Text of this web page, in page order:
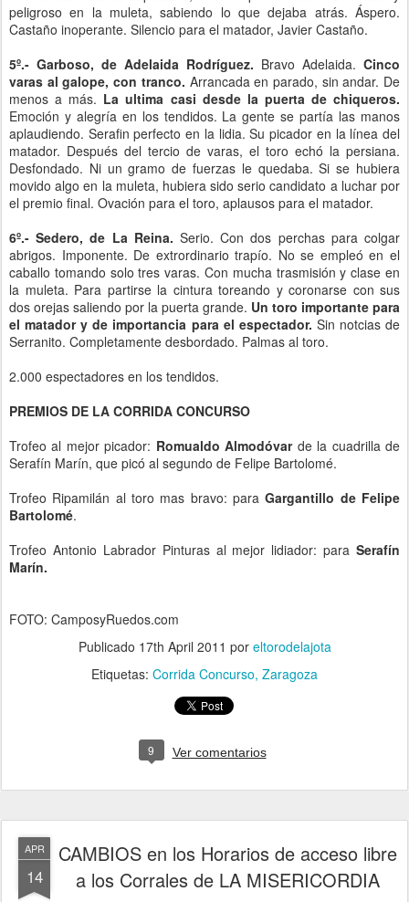
peligroso en la muleta, sabiendo lo que dejaba atrás. Áspero.
Castaño inoperante. Silencio para el matador, Javier Castaño.
5º.- Garboso, de Adelaida Rodríguez. Bravo Adelaida. Cinco
varas al galope, con tranco. Arrancada en parado, sin andar. De
menos a más. La ultima casi desde la puerta de chiqueros.
Emoción y alegría en los tendidos. La gente se partía las manos
aplaudiendo. Serafin perfecto en la lidia. Su picador en la línea del
matador. Después del tercio de varas, el toro echó la persiana.
Desfondado. Ni un gramo de fuerzas le quedaba. Si se hubiera
movido algo en la muleta, hubiera sido serio candidato a luchar por
el premio final. Ovación para el toro, aplausos para el matador.
6º.- Sedero, de La Reina. Serio. Con dos perchas para colgar
abrigos. Imponente. De extrordinario trapío. No se empleó en el
caballo tomando solo tres varas. Con mucha trasmisión y clase en
la muleta. Para partirse la cintura toreando y coronarse con sus
dos orejas saliendo por la puerta grande. Un toro importante para
el matador y de importancia para el espectador. Sin notcias de
Serranito. Completamente desbordado. Palmas al toro.
2.000 espectadores en los tendidos.
PREMIOS DE LA CORRIDA CONCURSO
Trofeo al mejor picador: Romualdo Almodóvarde la cuadrilla de
Serafín Marín, que picó al segundo de Felipe Bartolomé.
Trofeo Ripamilán al toro mas bravo: paraGargantillo de Felipe
Bartolomé.
Trofeo Antonio Labrador Pinturas al mejor lidiador: para Serafín
Marín.
FOTO: CamposyRuedos.com
Publicado 17th April 2011 por eltorodelajota
Etiquetas: Corrida Concurso Zaragoza
9 Ver comentarios
APR
14
CAMBIOS en los Horarios de acceso libre
a los Corrales de LA MISERICORDIA